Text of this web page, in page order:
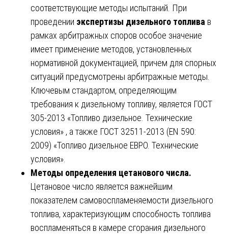
соответствующие методы испытаний. При
проведении экспертизы дизельного топлива в
рамках арбитражных споров особое значение
имеет применение методов, установленных
нормативной документацией, причем для спорных
ситуаций предусмотрены арбитражные методы.
Ключевым стандартом, определяющим
требования к дизельному топливу, является ГОСТ
305-2013 «Топливо дизельное. Технические
условия» , а также ГОСТ 32511-2013 (EN 590:
2009) «Топливо дизельное ЕВРО. Технические
условия».
Методы определения цетанового числа.
Цетановое число является важнейшим
показателем самовоспламеняемости дизельного
топлива, характеризующим способность топлива
воспламеняться в камере сгорания дизельного